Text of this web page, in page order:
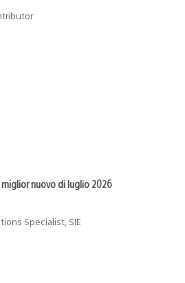
nuovo di luglio 2026
Specialist, SIE